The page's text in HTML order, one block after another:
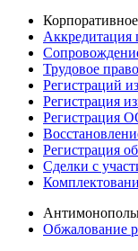
Аккредитация
Трудовое право
Регистраций
Регистрация
Регистрация
Регистрация
Сделки с
Обжалование